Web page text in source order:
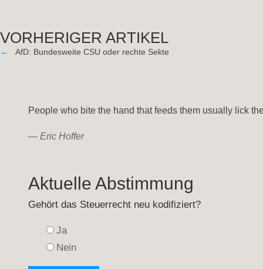
VORHERIGER ARTIKEL
← AfD: Bundesweite CSU oder rechte Sekte
People who bite the hand that feeds them usually lick
— Eric Hoffer
Aktuelle Abstimmung
Gehört das Steuerrecht neu kodifiziert?
Ja
Nein